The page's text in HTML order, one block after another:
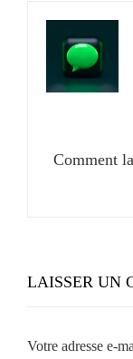
Comment
LAISSER UN
Votre adresse e-